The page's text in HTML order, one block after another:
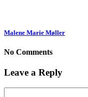
Malene Marie Møller
No Comments
Leave a Reply